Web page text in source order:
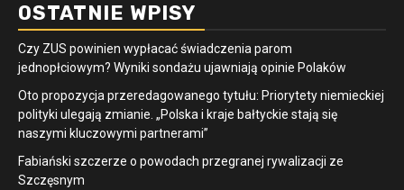
OSTATNIE WPISY
Czy ZUS powinien wypłacać świadczenia parom
jednopłciowym? Wyniki sondażu ujawniają opinie Polaków
Oto propozycja przeredagowanego tytułu: Priorytety niemieckiej
polityki ulegają zmianie. „Polska i kraje bałtyckie stają się
naszymi kluczowymi partnerami”
Fabiański szczerze o powodach przegranej rywalizacji ze
Szczęsnym